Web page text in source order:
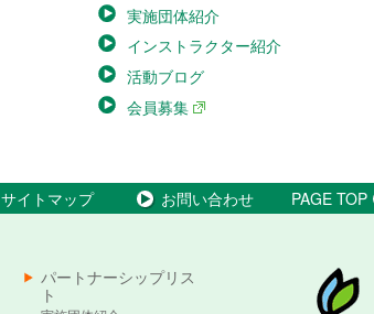
実施団体紹介
インストラクター紹介
活動ブログ
会員募集
サイトマップ お問い合わせ PAGE TOP
パートナーシップリス
ト